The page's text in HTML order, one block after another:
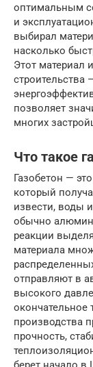
оптимальным
и
выбирал
насколько
Этот материал
строительства
позволяет
многих
Что такое
Газобетон —
который
извести, воды
обычно
реакции
материала
отправляют в
высокого
окончательное
производства
прочность,